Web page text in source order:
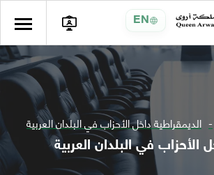
EN
الديمقراطية داخل الأحزاب في البلدان العربية
الأحزاب في البلدان العربية